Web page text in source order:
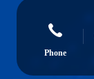
Phone